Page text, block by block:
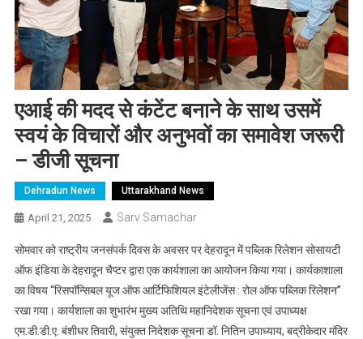
एआई की मदद से कंटेंट बनाने के साथ उसमें
स्वयं के विचारों और अनुभवों का समावेश जरूरी
– डीजी सूचना
Dehradun News Uttarakhand News
April 21, 2025 Sarv Samachar
सोमवार को राष्ट्रीय जनसंपर्क दिवस के अवसर पर देहरादून में पब्लिक रिलेशन सोसायटी
ऑफ इंडिया के देहरादून चैप्टर द्वारा एक कार्यशाला का आयोजन किया गया। कार्यकाशाला
का विषय ‘‘रिसपॉन्सिबल यूज ऑफ आर्टिफिशियल इंटेलीजेंस : रोल ऑफ पब्लिक रिलेशन’’
रखा गया। कार्यशाला का शुभारंभ मुख्य अतिथि महानिदेशक सूचना एवं उपाध्यक्ष
एम.डी.डी.ए. बंशीधर तिवारी, संयुक्त निदेशक सूचना डॉ. नितिन उपाध्याय, बद्रीकेदार मंदिर